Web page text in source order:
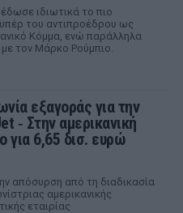
ιδιωτικά το πιο
του αντιπροέδρου ως
Κόμμα, ενώ παράλληλα
με τον Μάρκο Ρούμπιο.
εξαγοράς για την
‑ Στην αμερικανική
για 6,65 δισ. ευρώ
απόσυρση από τη διαδικασία
αμερικανικής
εταιρίας